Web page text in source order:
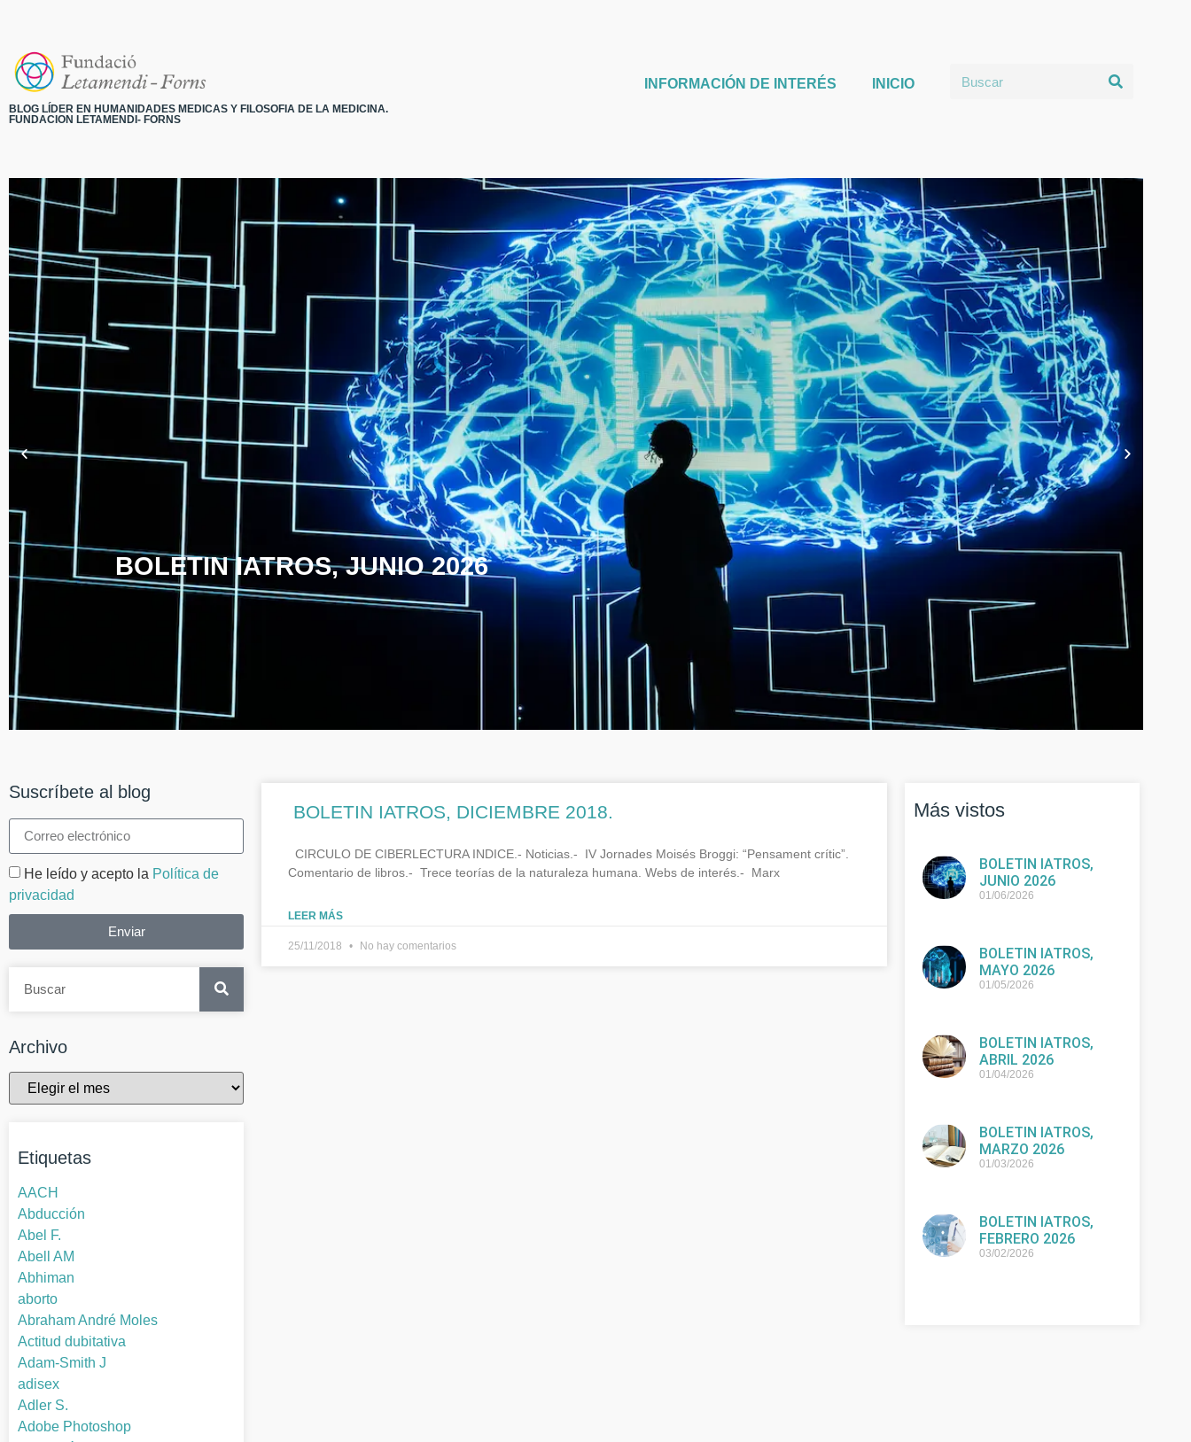
BLOG LÍDER EN HUMANIDADES MEDICAS Y FILOSOFIA DE LA MEDICINA.
FUNDACION LETAMENDI- FORNS
INFORMACIÓN DE INTERÉS INICIO
BOLETIN IATROS, JUNIO 2026
Suscríbete al blog
He leído y acepto la Política de
privacidad
Enviar
Archivo
Etiquetas
AACH
Abducción
Abel F.
Abell AM
Abhiman
aborto
Abraham André Moles
Actitud dubitativa
Adam-Smith J
adisex
Adler S.
Adobe Photoshop
BOLETIN IATROS, DICIEMBRE 2018.
CIRCULO DE CIBERLECTURA INDICE.- Noticias.- IV Jornades Moisés Broggi: “Pensament crític”.
Comentario de libros.- Trece teorías de la naturaleza humana. Webs de interés.- Marx
LEER MÁS
25/11/2018 No hay comentarios
Más vistos
BOLETIN IATROS,
JUNIO 2026
01/06/2026
BOLETIN IATROS,
MAYO 2026
01/05/2026
BOLETIN IATROS,
ABRIL 2026
01/04/2026
BOLETIN IATROS,
MARZO 2026
01/03/2026
BOLETIN IATROS,
FEBRERO 2026
03/02/2026